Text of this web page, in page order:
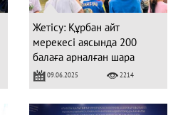
Жетісу: Құрбан айт
мерекесі аясында 200
балаға арналған шара
ұйымдастырылды
09.06.2025 2214